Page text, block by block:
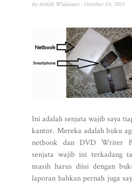
by Arifah Wulansari - October 24, 2013
Ini adalah senjata wajib saya
kantor. Mereka adalah buku
netbook dan DVD Writer
senjata wajib ini terkadang
masih harus diisi dengan
laporan bahkan pernah juga